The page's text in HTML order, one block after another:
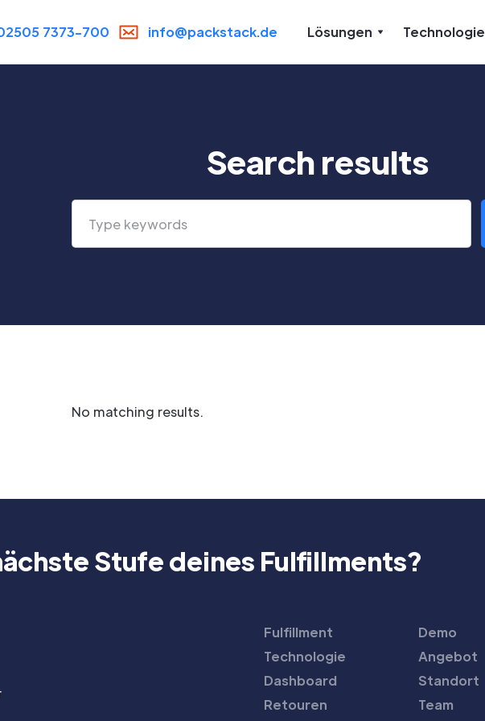
7373-700 info@packstack.de Lösungen Technologie
Search results
No matching results.
Stufe deines Fulfillments?
Fulfillment
Technologie
Dashboard
Retouren
Demo
Angebot
Standort
Team